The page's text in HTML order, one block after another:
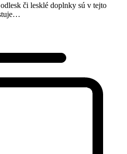
či lesklé doplnky sú v tejto